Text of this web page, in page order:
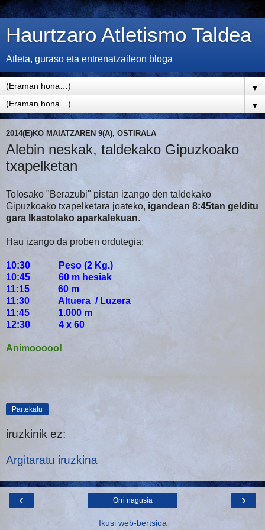
Haurtzaro Atletismo Taldea
Atleta, guraso eta entrenatzaileon bloga
▼
▼
2014(E)KO MAIATZAREN 9(A), OSTIRALA
Alebin neskak, taldekako Gipuzkoako
txapelketan
Tolosako "Berazubi" pistan izango den taldekako
Gipuzkoako txapelketara joateko, igandean 8:45tan gelditu
gara Ikastolako aparkalekuan.
Hau izango da proben ordutegia:
10:30 Peso (2 Kg.)
10:45 60 m hesiak
11:15 60 m
11:30 Altuera / Luzera
11:45 1.000 m
12:30 4 x 60
Animooooo!
Partekatu
iruzkinik ez:
Argitaratu iruzkina
‹ ›
Orri nagusia
Ikusi web-bertsioa